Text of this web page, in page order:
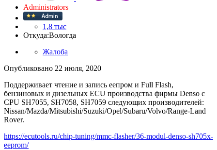
Administrators
1,8 тыс
Откуда:Вологда
Жалоба
Опубликовано 22 июля, 2020
Поддерживает чтение и запись еепром и Full Flash,
бензиновых и дизельных ECU производства фирмы Denso c
CPU SH7055, SH7058, SH7059 следующих производителей:
Nissan/Mazda/Mitsubishi/Suzuki/Opel/Subaru/Volvo/Range-Land
Rover.
https://ecutools.ru/chip-tuning/mmc-flasher/36-modul-denso-sh705x-
eeprom/